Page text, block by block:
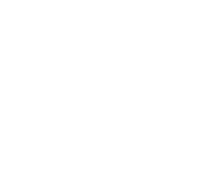
villaksen